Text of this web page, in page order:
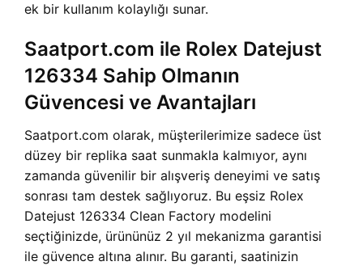
ek bir kullanım kolaylığı sunar.
Saatport.com ile Rolex Datejust
126334 Sahip Olmanın
Güvencesi ve Avantajları
Saatport.com olarak, müşterilerimize sadece üst
düzey bir replika saat sunmakla kalmıyor, aynı
zamanda güvenilir bir alışveriş deneyimi ve satış
sonrası tam destek sağlıyoruz. Bu eşsiz Rolex
Datejust 126334 Clean Factory modelini
seçtiğinizde, ürününüz 2 yıl mekanizma garantisi
ile güvence altına alınır. Bu garanti, saatinizin